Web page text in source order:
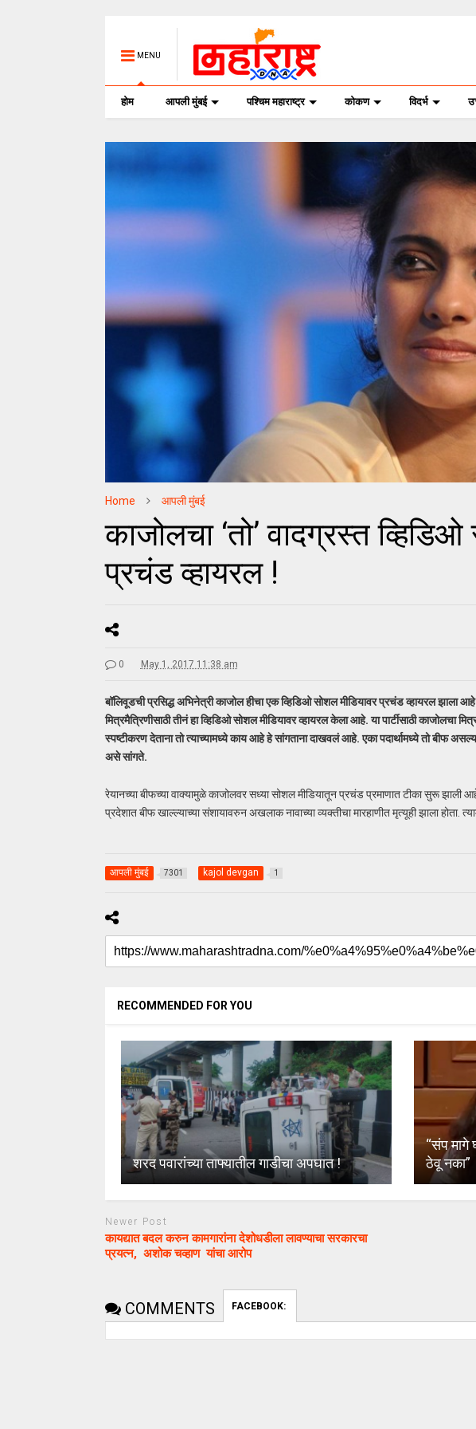
MENU
होम आपली मुंबई पश्चिम महाराष्ट्र कोकण विदर्भ
Home आपली मुंबई
काजोलचा ‘तो’ वादग्रस्त
प्रचंड व्हायरल !
0 May 1, 2017 11:38 am
बॉलिवूडची प्रसिद्ध अभिनेत्री काजोल हीचा एक व्हिडिओ सोशल मीडियावर प्रचंड व्हायरल झाला आहे.
मित्रमैत्रिणीसाठी तीनं हा व्हिडिओ सोशल मीडियावर व्हायरल केला आहे. या पार्टीसाठी काजोलचा
स्पष्टीकरण देताना तो त्याच्यामध्ये काय आहे हे सांगताना दाखवलं आहे. एका पदार्थामध्ये तो बीफ
असे सांगते.
रेयानच्या बीफच्या वाक्यामुळे काजोलवर सध्या सोशल मीडियातून प्रचंड प्रमाणात टीका सुरू
प्रदेशात बीफ खाल्ल्याच्या संशायावरुन अखलाक नावाच्या व्यक्तीचा मारहाणीत मृत्यूही झाला
आपली मुंबई 7301 kajol devgan 1
RECOMMENDED FOR YOU
शरद पवारांच्या ताफ्यातील गाडीचा अपघात !
“संप मागे
ठेवू नका”
Newer Post
कायद्यात बदल करुन कामगारांना देशोधडीला लावण्याचा सरकारचा
प्रयत्न, अशोक चव्हाण यांचा आरोप
COMMENTS FACEBOOK: